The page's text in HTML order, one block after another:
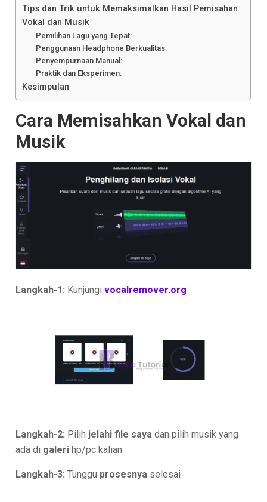
Tips dan Trik untuk Memaksimalkan Hasil Pemisahan
Vokal dan Musik
Pemilihan Lagu yang Tepat:
Penggunaan Headphone Berkualitas:
Penyempurnaan Manual:
Praktik dan Eksperimen:
Kesimpulan
Cara Memisahkan Vokal dan
Musik
Langkah-1: Kunjungivocalremover.org
Langkah-2: Pilih jelahi file saya dan pilih musik yang
ada di galeri hp/pc kalian
Langkah-3: Tunggu prosesnya selesai